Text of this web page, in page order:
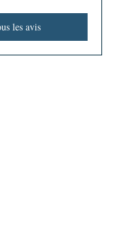
les avis